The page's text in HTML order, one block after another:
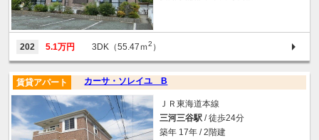
202 5.1万円 3DK（55.47ｍ2 ）
カーサ・ソレイユ B
賃貸アパート
ＪＲ東海道本線
三河三谷駅 / 徒歩24分
築年 17年 / 2階建